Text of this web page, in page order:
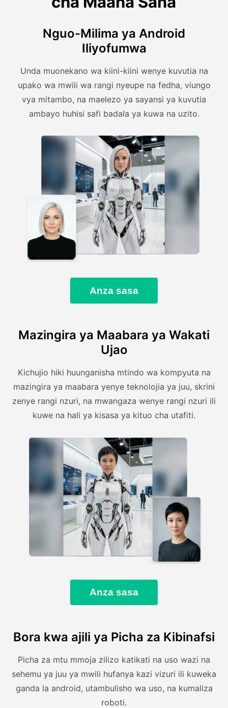
Nguo-Milima ya Android
Iliyofumwa
Unda muonekano wa kiini-kiini wenye kuvutia na
upako wa mwili wa rangi nyeupe na fedha, viungo
vya mitambo, na maelezo ya sayansi ya kuvutia
ambayo huhisi safi badala ya kuwa na uzito.
Anza sasa
Mazingira ya Maabara ya Wakati
Ujao
Kichujio hiki huunganisha mtindo wa kompyuta na
mazingira ya maabara yenye teknolojia ya juu, skrini
zenye rangi nzuri, na mwangaza wenye rangi nzuri ili
kuwe na hali ya kisasa ya kituo cha utafiti.
Anza sasa
Bora kwa ajili ya Picha za Kibinafsi
Picha za mtu mmoja zilizo katikati na uso wazi na
sehemu ya juu ya mwili hufanya kazi vizuri ili kuweka
ganda la android, utambulisho wa uso, na kumaliza
roboti.